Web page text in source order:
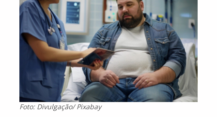
Foto: Divulgação/ Pixabay